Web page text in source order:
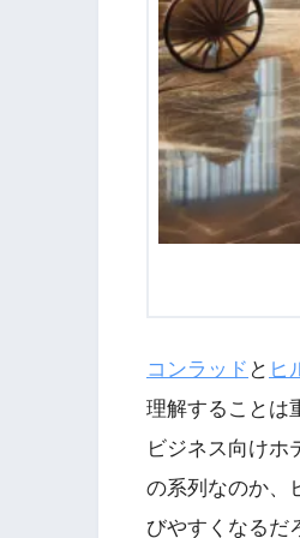
コンラッド と ヒ
理解することは
ビジネス向けホ
の系列なのか、
びやすくなるだ